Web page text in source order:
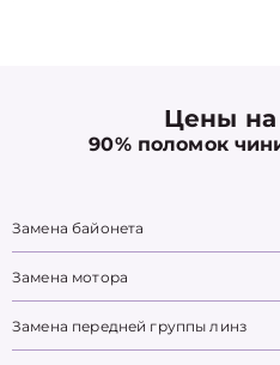
Цены на
90% поломок
Замена байонета
Замена мотора
Замена передней группы линз